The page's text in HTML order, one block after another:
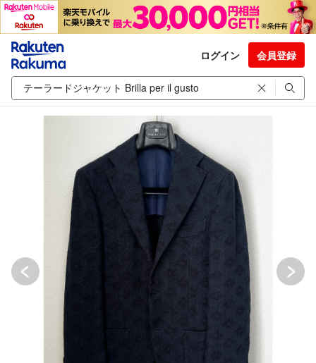
ログイン 会員登録